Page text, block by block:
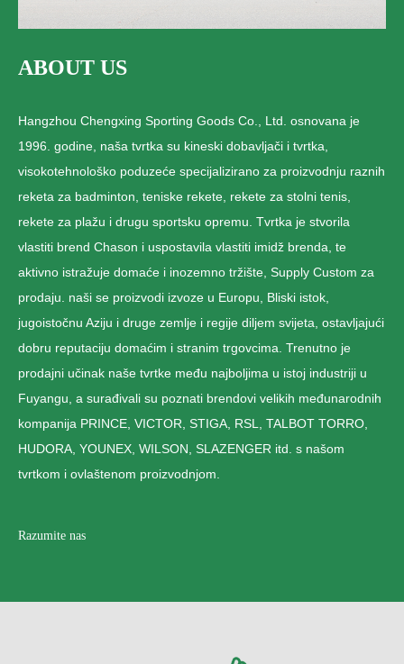
ABOUT US
Hangzhou Chengxing Sporting Goods Co., Ltd. osnovana je
1996. godine, naša tvrtka su kineski dobavljači i tvrtka,
visokotehnološko poduzeće specijalizirano za proizvodnju raznih
reketa za badminton, teniske rekete, rekete za stolni tenis,
rekete za plažu i drugu sportsku opremu. Tvrtka je stvorila
vlastiti brend Chason i uspostavila vlastiti imidž brenda, te
aktivno istražuje domaće i inozemno tržište, Supply Custom za
prodaju. naši se proizvodi izvoze u Europu, Bliski istok,
jugoistočnu Aziju i druge zemlje i regije diljem svijeta, ostavljajući
dobru reputaciju domaćim i stranim trgovcima. Trenutno je
prodajni učinak naše tvrtke među najboljima u istoj industriji u
Fuyangu, a surađivali su poznati brendovi velikih međunarodnih
kompanija PRINCE, VICTOR, STIGA, RSL, TALBOT TORRO,
HUDORA, YOUNEX, WILSON, SLAZENGER itd. s našom
tvrtkom i ovlaštenom proizvodnjom.
Razumite nas